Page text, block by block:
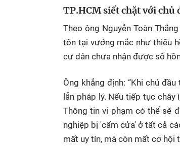
TP.HCM siết chặt với chủ
Theo ông Nguyễn Toàn
tồn tại vướng mắc như thiếu
cư dân chưa nhận được sổ
Ông khẳng định: “Khi chủ
lẫn pháp lý. Nếu tiếp tục
Thông tin vi phạm có thể sẽ
nghiệp bị 'cấm cửa' ở tất cả
mất uy tín, mà còn mất cơ hội